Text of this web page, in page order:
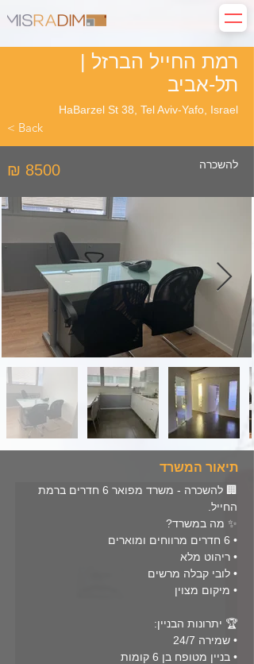
רמת החייל הברזל |
תל-אביב
HaBarzel St 38, Tel Aviv-Yafo, Israel
< Back
להשכרה ₪ 8500
תיאור המשרד
🏢 להשכרה - משרד מפואר 6 חדרים ברמת
החייל.
✨ מה במשרד?
• 6 חדרים מרווחים ומוארים
• ריהוט מלא
• לובי קבלה מרשים
• מיקום מצוין
🏆 יתרונות הבניין:
• שמירה 24/7
• בניין מטופח בן 6 קומות